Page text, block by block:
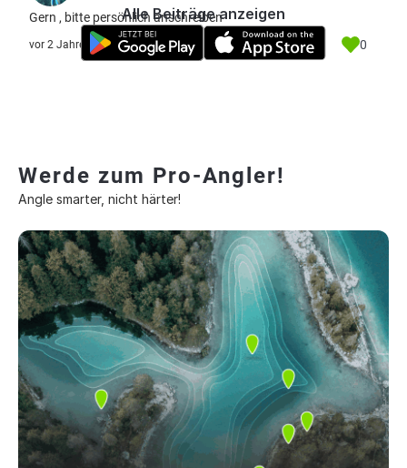
Gern , bitte persönlich anschreiben
vor 2 Jahre 0
Alle Beiträge anzeigen
Werde zum Pro-Angler!
Angle smarter, nicht härter!